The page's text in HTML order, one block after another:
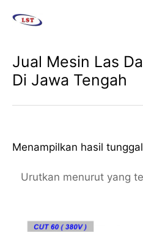
Jual Mesin Las
Di Jawa Tengah
Menampilkan hasil tunggal